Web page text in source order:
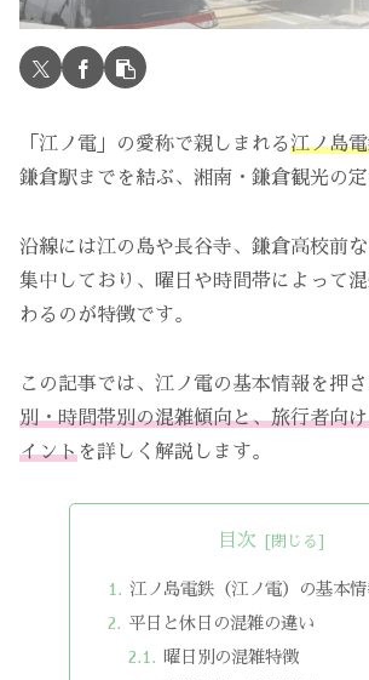
「江ノ電」の愛称で親しまれる江ノ島
鎌倉駅までを結ぶ、湘南・鎌倉観光の定
沿線には江の島や長谷寺、鎌倉高校前
集中しており、曜日や時間帯によって
わるのが特徴です。
この記事では、江ノ電の基本情報を押
別・時間帯別の混雑傾向と、旅行者向
イントを詳しく解説します。
目次
江ノ島電鉄（江ノ電）の基本
平日と休日の混雑の違い
曜日別の混雑特徴